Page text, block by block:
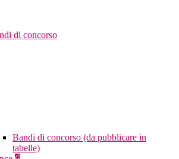
di concorso
Bandi di concorso (da pubblicare in
tabelle)